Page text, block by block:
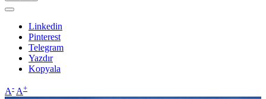
Linkedin
Pinterest
Telegram
Yazdır
Kopyala
A- A+